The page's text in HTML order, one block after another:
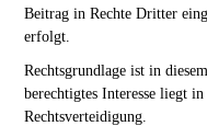
Beitrag in Rechte Dritter
erfolgt.
Rechtsgrundlage ist in
berechtigtes Interesse liegt
Rechtsverteidigung.